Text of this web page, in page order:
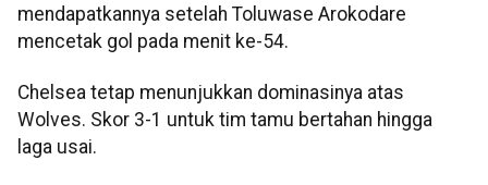
mendapatkannya setelah Toluwase Arokodare
mencetak gol pada menit ke-54.
Chelsea tetap menunjukkan dominasinya atas
Wolves. Skor 3-1 untuk tim tamu bertahan hingga
laga usai.